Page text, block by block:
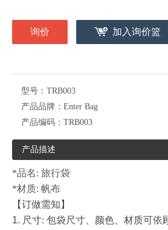
询价 加入询价篮
型号： TRB003
产品品牌： Enter Bag
产品编码： TRB003
产品描述
*品名: 旅行袋
*材质: 帆布
【订做需知】
1. 尺寸: 包袋尺寸、颜色、材质可依